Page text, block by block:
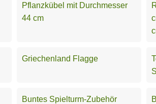
Pflanzkübel mit Durchmesser
44 cm
Griechenland Flagge
Buntes Spielturm-Zubehör